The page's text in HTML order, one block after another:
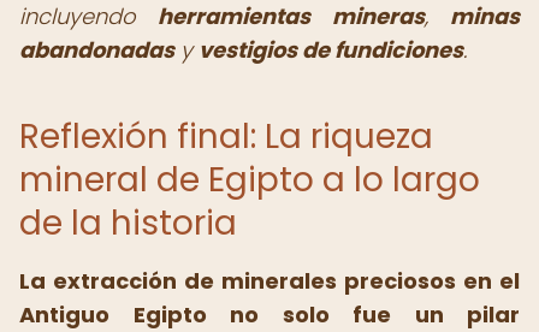
incluyendo herramientas mineras, minas
abandonadasy vestigios de fundiciones.
Reflexión final: La riqueza
mineral de Egipto a lo largo
de la historia
La extracción de minerales preciosos en el
Antiguo Egipto no solo fue un pilar